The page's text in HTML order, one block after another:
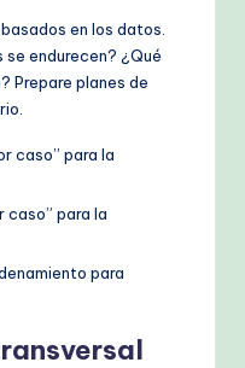
en los datos.
se endurecen? ¿Qué
Prepare planes de
caso” para la
caso” para la
para